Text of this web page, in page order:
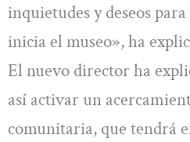
inquietudes y deseos
inicia el museo», ha
El nuevo director ha
así activar un
comunitaria, que tendrá